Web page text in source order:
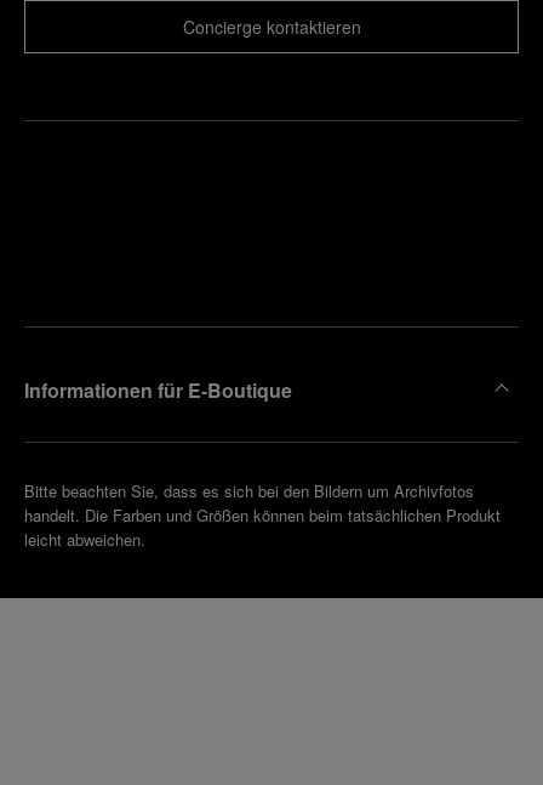
Concierge kontaktieren
Informationen für E-Boutique
Bitte beachten Sie, dass es sich bei den Bildern um Archivfotos
handelt. Die Farben und Größen können beim tatsächlichen Produkt
leicht abweichen.